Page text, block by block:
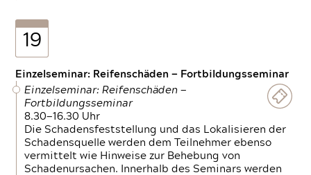
19
Einzelseminar: Reifenschäden — Fortbildungsseminar
Einzelseminar: Reifenschäden —
Fortbildungsseminar
8.30—16.30 Uhr
Die Schadensfeststellung und das Lokalisieren der
Schadensquelle werden dem Teilnehmer ebenso
vermittelt wie Hinweise zur Behebung von
Schadenursachen. Innerhalb des Seminars werden